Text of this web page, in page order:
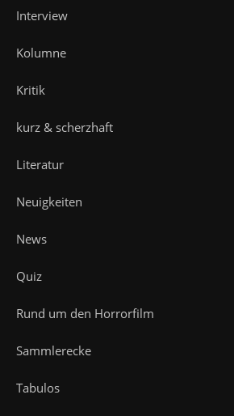
Interview
Kolumne
Kritik
kurz & scherzhaft
Literatur
Neuigkeiten
News
Quiz
Rund um den Horrorfilm
Sammlerecke
Tabulos